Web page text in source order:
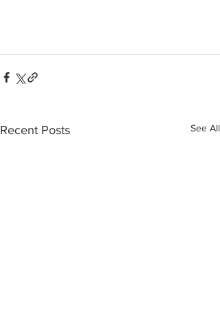
Recent Posts See All